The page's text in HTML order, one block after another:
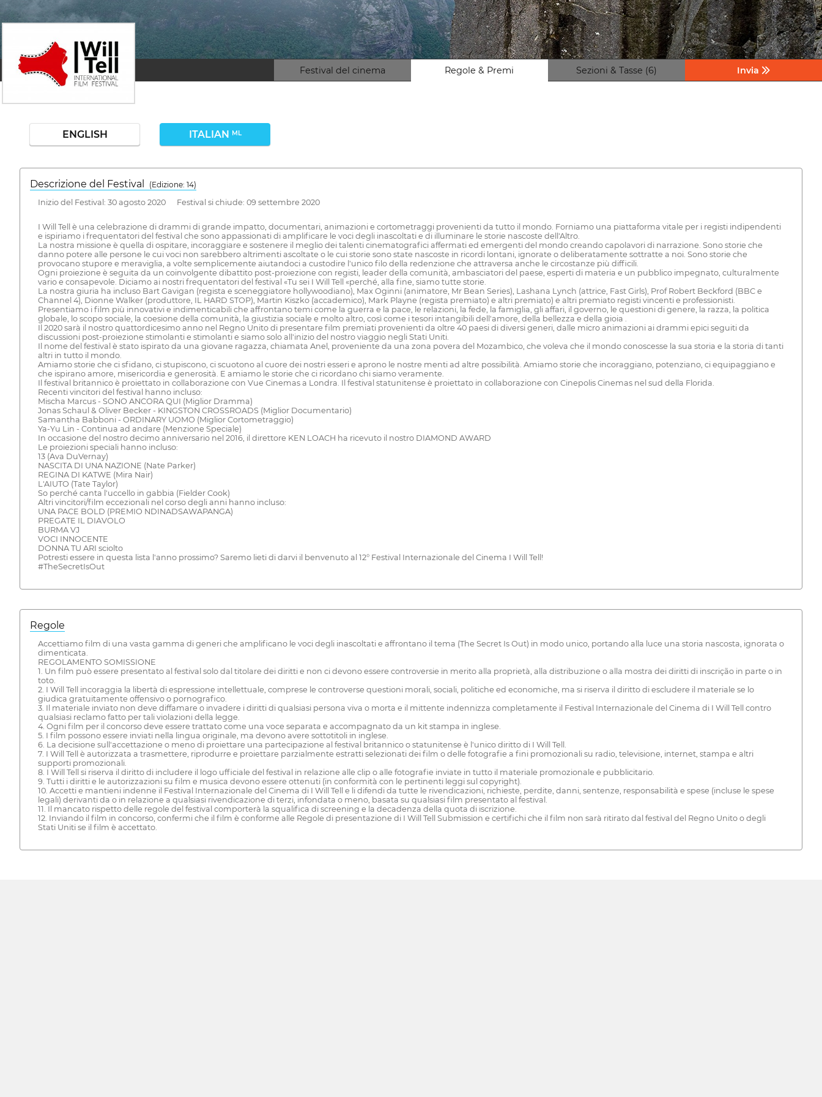
Festival del cinema Regole & Premi Sezioni & Tasse (6) Invia
ENGLISH ITALIAN ML
Descrizione del Festival
( Edizione: 14)
Inizio del Festival: 30 agosto 2020 Festival si chiude: 09 settembre 2020
I Will Tell è una celebrazione di drammi di grande impatto, documentari, animazioni e cortometraggi provenienti da tutto il mondo. Forniamo una piattaforma vitale per i registi indipendenti
e ispiriamo i frequentatori del festival che sono appassionati di amplificare le voci degli inascoltati e di illuminare le storie nascoste dell'Altro.
La nostra missione è quella di ospitare, incoraggiare e sostenere il meglio dei talenti cinematografici affermati ed emergenti del mondo creando capolavori di narrazione. Sono storie che
danno potere alle persone le cui voci non sarebbero altrimenti ascoltate o le cui storie sono state nascoste in ricordi lontani, ignorate o deliberatamente sottratte a noi. Sono storie che
provocano stupore e meraviglia, a volte semplicemente aiutandoci a custodire l'unico filo della redenzione che attraversa anche le circostanze più difficili.
Ogni proiezione è seguita da un coinvolgente dibattito post-proiezione con registi, leader della comunità, ambasciatori del paese, esperti di materia e un pubblico impegnato, culturalmente
vario e consapevole. Diciamo ai nostri frequentatori del festival «Tu sei I Will Tell «perché, alla fine, siamo tutte storie.
La nostra giuria ha incluso Bart Gavigan (regista e sceneggiatore hollywoodiano), Max Oginni (animatore, Mr Bean Series), Lashana Lynch (attrice, Fast Girls), Prof Robert Beckford (BBC e
Channel 4), Dionne Walker (produttore, IL HARD STOP), Martin Kiszko (accademico), Mark Playne (regista premiato) e altri premiato) e altri premiato registi vincenti e professionisti.
Presentiamo i film più innovativi e indimenticabili che affrontano temi come la guerra e la pace, le relazioni, la fede, la famiglia, gli affari, il governo, le questioni di genere, la razza, la politica
globale, lo scopo sociale, la coesione della comunità, la giustizia sociale e molto altro, così come i tesori intangibili dell'amore, della bellezza e della gioia .
Il 2020 sarà il nostro quattordicesimo anno nel Regno Unito di presentare film premiati provenienti da oltre 40 paesi di diversi generi, dalle micro animazioni ai drammi epici seguiti da
discussioni post-proiezione stimolanti e stimolanti e siamo solo all'inizio del nostro viaggio negli Stati Uniti.
Il nome del festival è stato ispirato da una giovane ragazza, chiamata Anel, proveniente da una zona povera del Mozambico, che voleva che il mondo conoscesse la sua storia e la storia di tanti
altri in tutto il mondo.
Amiamo storie che ci sfidano, ci stupiscono, ci scuotono al cuore dei nostri esseri e aprono le nostre menti ad altre possibilità. Amiamo storie che incoraggiano, potenziano, ci equipaggiano e
che ispirano amore, misericordia e generosità. E amiamo le storie che ci ricordano chi siamo veramente.
Il festival britannico è proiettato in collaborazione con Vue Cinemas a Londra. Il festival statunitense è proiettato in collaborazione con Cinepolis Cinemas nel sud della Florida.
Recenti vincitori del festival hanno incluso:
Mischa Marcus - SONO ANCORA QUI (Miglior Dramma)
Jonas Schaul & Oliver Becker - KINGSTON CROSSROADS (Miglior Documentario)
Samantha Babboni - ORDINARY UOMO (Miglior Cortometraggio)
Ya-Yu Lin - Continua ad andare (Menzione Speciale)
In occasione del nostro decimo anniversario nel 2016, il direttore KEN LOACH ha ricevuto il nostro DIAMOND AWARD
Le proiezioni speciali hanno incluso:
13 (Ava DuVernay)
NASCITA DI UNA NAZIONE (Nate Parker)
REGINA DI KATWE (Mira Nair)
L'AIUTO (Tate Taylor)
So perché canta l'uccello in gabbia (Fielder Cook)
Altri vincitori/film eccezionali nel corso degli anni hanno incluso:
UNA PACE BOLD (PREMIO NDINADSAWAPANGA)
PREGATE IL DIAVOLO
BURMA VJ
VOCI INNOCENTE
DONNA TU ARI sciolto
Potresti essere in questa lista l'anno prossimo? Saremo lieti di darvi il benvenuto al 12° Festival Internazionale del Cinema I Will Tell!
#TheSecretIsOut
Regole
Accettiamo film di una vasta gamma di generi che amplificano le voci degli inascoltati e affrontano il tema (The Secret Is Out) in modo unico, portando alla luce una storia nascosta, ignorata o
dimenticata.
REGOLAMENTO SOMISSIONE
1. Un film può essere presentato al festival solo dal titolare dei diritti e non ci devono essere controversie in merito alla proprietà, alla distribuzione o alla mostra dei diritti di inscrição in parte o in
toto.
2. I Will Tell incoraggia la libertà di espressione intellettuale, comprese le controverse questioni morali, sociali, politiche ed economiche, ma si riserva il diritto di escludere il materiale se lo
giudica gratuitamente offensivo o pornografico.
3. Il materiale inviato non deve diffamare o invadere i diritti di qualsiasi persona viva o morta e il mittente indennizza completamente il Festival Internazionale del Cinema di I Will Tell contro
qualsiasi reclamo fatto per tali violazioni della legge.
4. Ogni film per il concorso deve essere trattato come una voce separata e accompagnato da un kit stampa in inglese.
5. I film possono essere inviati nella lingua originale, ma devono avere sottotitoli in inglese.
6. La decisione sull'accettazione o meno di proiettare una partecipazione al festival britannico o statunitense è l'unico diritto di I Will Tell.
7. I Will Tell è autorizzata a trasmettere, riprodurre e proiettare parzialmente estratti selezionati dei film o delle fotografie a fini promozionali su radio, televisione, internet, stampa e altri
supporti promozionali.
8. I Will Tell si riserva il diritto di includere il logo ufficiale del festival in relazione alle clip o alle fotografie inviate in tutto il materiale promozionale e pubblicitario.
9. Tutti i diritti e le autorizzazioni su film e musica devono essere ottenuti (in conformità con le pertinenti leggi sul copyright).
10. Accetti e mantieni indenne il Festival Internazionale del Cinema di I Will Tell e li difendi da tutte le rivendicazioni, richieste, perdite, danni, sentenze, responsabilità e spese (incluse le spese
legali) derivanti da o in relazione a qualsiasi rivendicazione di terzi, infondata o meno, basata su qualsiasi film presentato al festival.
11. Il mancato rispetto delle regole del festival comporterà la squalifica di screening e la decadenza della quota di iscrizione.
12. Inviando il film in concorso, confermi che il film è conforme alle Regole di presentazione di I Will Tell Submission e certifichi che il film non sarà ritirato dal festival del Regno Unito o degli
Stati Uniti se il film è accettato.